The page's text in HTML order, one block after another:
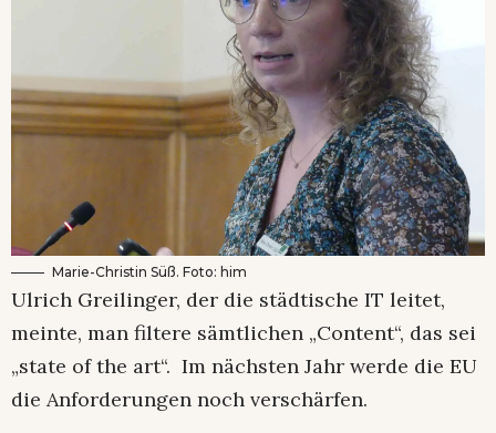
Marie-Christin Süß. Foto: him
Ulrich Greilinger, der die städtische IT leitet,
meinte, man filtere sämtlichen „Content“, das sei
„state of the art“. Im nächsten Jahr werde die EU
die Anforderungen noch verschärfen.